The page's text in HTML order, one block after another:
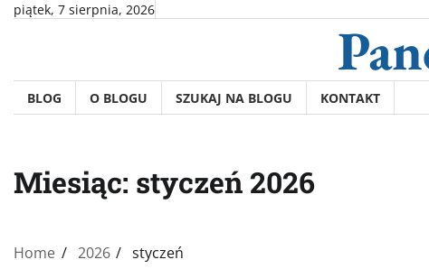
Skippiątek, 7 sierpnia, 2026
BLOG O BLOGU SZUKAJ NA BLOGU KONTAKT
Miesiąc: styczeń 2026
Home 2026 styczeń